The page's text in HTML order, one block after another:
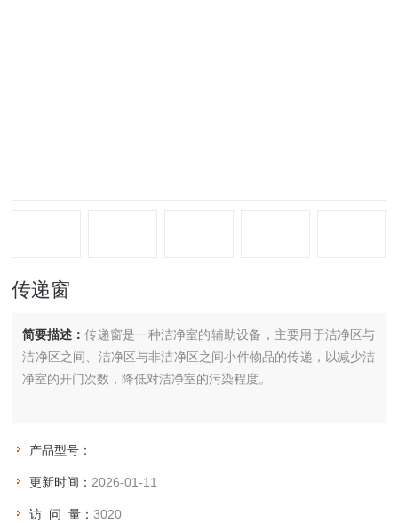
传递窗
简要描述：传递窗是一种洁净室的辅助设备，主要用于洁净区与
洁净区之间、洁净区与非洁净区之间小件物品的传递，以减少洁
净室的开门次数，降低对洁净室的污染程度。
产品型号：
更新时间： 2026-01-11
访 问 量：3020